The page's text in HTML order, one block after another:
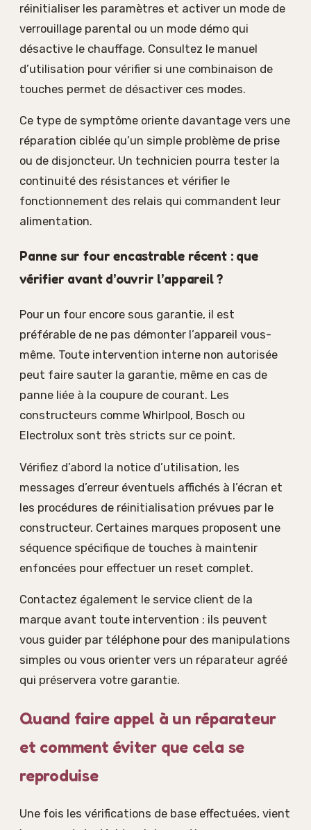
réinitialiser les paramètres et activer un mode de
verrouillage parental ou un mode démo qui
désactive le chauffage. Consultez le manuel
d’utilisation pour vérifier si une combinaison de
touches permet de désactiver ces modes.
Ce type de symptôme oriente davantage vers une
réparation ciblée qu’un simple problème de prise
ou de disjoncteur. Un technicien pourra tester la
continuité des résistances et vérifier le
fonctionnement des relais qui commandent leur
alimentation.
Panne sur four encastrable récent : que
vérifier avant d’ouvrir l’appareil ?
Pour un four encore sous garantie, il est
préférable de ne pas démonter l’appareil vous-
même. Toute intervention interne non autorisée
peut faire sauter la garantie, même en cas de
panne liée à la coupure de courant. Les
constructeurs comme Whirlpool, Bosch ou
Electrolux sont très stricts sur ce point.
Vérifiez d’abord la notice d’utilisation, les
messages d’erreur éventuels affichés à l’écran et
les procédures de réinitialisation prévues par le
constructeur. Certaines marques proposent une
séquence spécifique de touches à maintenir
enfoncées pour effectuer un reset complet.
Contactez également le service client de la
marque avant toute intervention : ils peuvent
vous guider par téléphone pour des manipulations
simples ou vous orienter vers un réparateur agréé
qui préservera votre garantie.
Quand faire appel à un réparateur
et comment éviter que cela se
reproduise
Une fois les vérifications de base effectuées, vient